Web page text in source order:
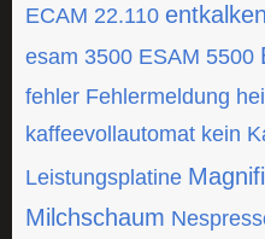
ECAM 22.110 entkalken
esam 3500 ESAM 5500
fehler Fehlermeldung
kaffeevollautomat kein
Leistungsplatine
Milchschaum